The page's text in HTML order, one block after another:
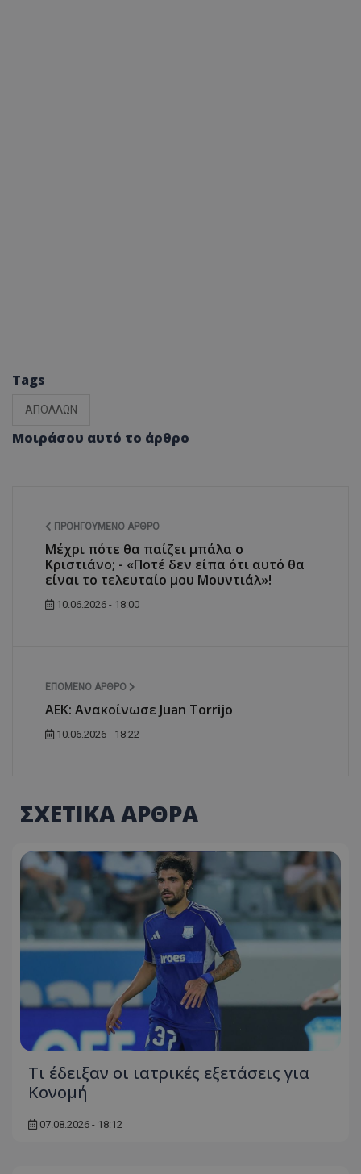
Tags
ΑΠΟΛΛΩΝ
Μοιράσου αυτό το άρθρο
ΠΡΟΗΓΟΎΜΕΝΟ ΆΡΘΡΟ
Μέχρι πότε θα παίζει μπάλα ο
Κριστιάνο; - «Ποτέ δεν είπα ότι αυτό θα
είναι το τελευταίο μου Μουντιάλ»!
10.06.2026 - 18:00
ΕΠΌΜΕΝΟ ΆΡΘΡΟ
ΑΕΚ: Ανακοίνωσε Juan Torrijo
10.06.2026 - 18:22
ΣΧΕΤΙΚΑ ΑΡΘΡΑ
Τι έδειξαν οι ιατρικές εξετάσεις για
Κονομή
07.08.2026 - 18:12